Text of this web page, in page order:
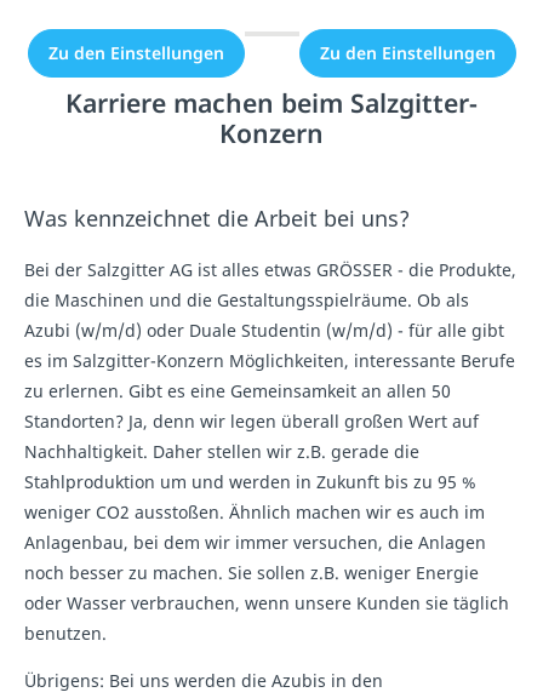
Zu den Einstellungen Zu den Einstellungen
Karriere machen beim Salzgitter-
Konzern
Was kennzeichnet die Arbeit bei uns?
Bei der Salzgitter AG ist alles etwas GRÖSSER - die Produkte,
die Maschinen und die Gestaltungsspielräume. Ob als
Azubi (w/m/d) oder Duale Studentin (w/m/d) - für alle gibt
es im Salzgitter-Konzern Möglichkeiten, interessante Berufe
zu erlernen. Gibt es eine Gemeinsamkeit an allen 50
Standorten? Ja, denn wir legen überall großen Wert auf
Nachhaltigkeit. Daher stellen wir z.B. gerade die
Stahlproduktion um und werden in Zukunft bis zu 95 %
weniger CO2 ausstoßen. Ähnlich machen wir es auch im
Anlagenbau, bei dem wir immer versuchen, die Anlagen
noch besser zu machen. Sie sollen z.B. weniger Energie
oder Wasser verbrauchen, wenn unsere Kunden sie täglich
benutzen.
Übrigens: Bei uns werden die Azubis in den